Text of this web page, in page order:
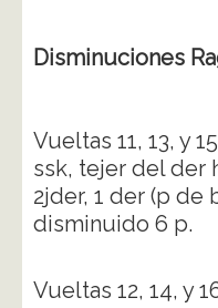
Disminuciones
Vueltas 11, 13, y
ssk, tejer del der
2jder, 1 der (p de
disminuido 6 p.
Vueltas 12, 14, y